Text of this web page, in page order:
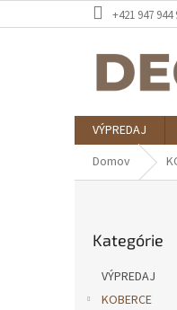
na
+421 947 944
VÝPREDAJ
Domov
kategórie
Kategórie
VÝPREDAJ
KOBERCE